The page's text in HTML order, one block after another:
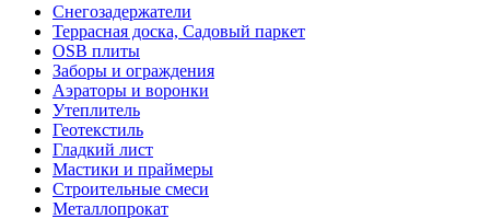
Снегозадержатели
Террасная доска, Садовый паркет
OSB плиты
Заборы и ограждения
Аэраторы и воронки
Утеплитель
Геотекстиль
Гладкий лист
Мастики и праймеры
Строительные смеси
Металлопрокат